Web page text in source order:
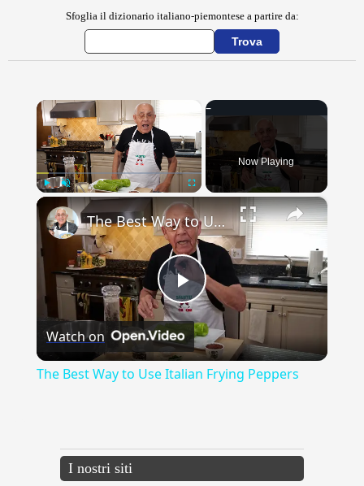
Sfoglia il dizionario italiano-piemontese a partire da:
Unmute
Now Playing
×
Play
Video
The Best Way to Use Italian Frying Peppers
Watch on
The Best Way to Use Italian Frying Peppers
I nostri siti